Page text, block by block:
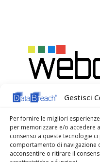
Gestisci
Per fornire le migliori
per memorizzare e/o accedere
consenso a queste tecnologie
comportamento di navigazione
acconsentire o ritirare il